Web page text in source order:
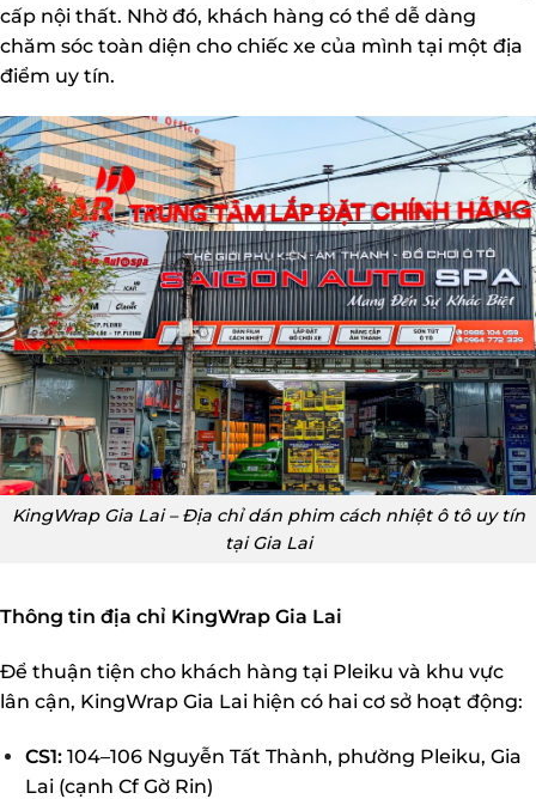
cấp nội thất. Nhờ đó, khách hàng có thể dễ dàng
chăm sóc toàn diện cho chiếc xe của mình tại một địa
điểm uy tín.
KingWrap Gia Lai – Địa chỉ dán phim cách nhiệt ô tô uy tín
tại Gia Lai
Thông tin địa chỉ KingWrap Gia Lai
Để thuận tiện cho khách hàng tại Pleiku và khu vực
lân cận, KingWrap Gia Lai hiện có hai cơ sở hoạt động:
CS1:104–106 Nguyễn Tất Thành, phường Pleiku, Gia
Lai (cạnh Cf Gờ Rin)